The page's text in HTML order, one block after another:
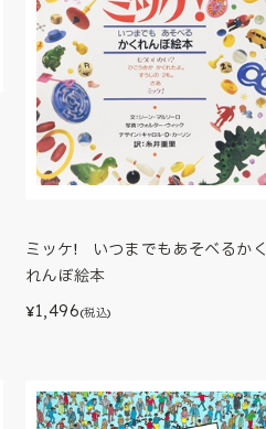
ミッケ! いつまでもあそべるかく
れんぼ絵本
¥1,496(税込)